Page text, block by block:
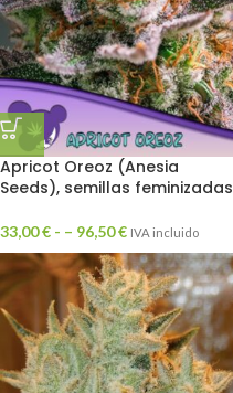
Apricot Oreoz (Anesia
Seeds), semillas feminizadas
33,00€ - – 96,50€ IVA incluido